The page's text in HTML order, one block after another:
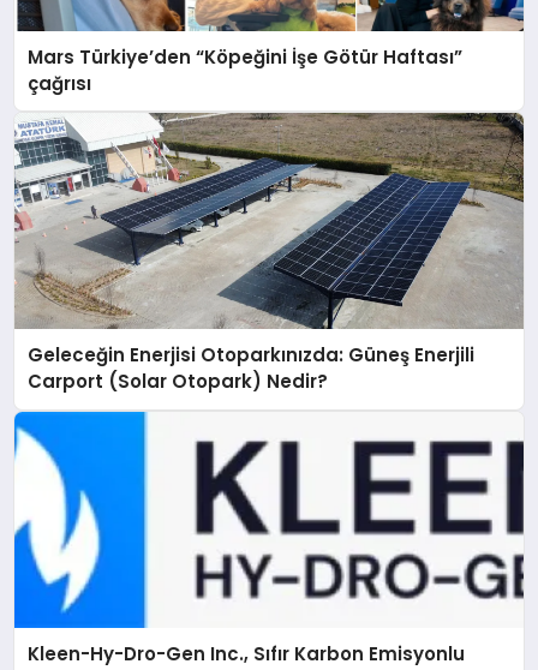
Mars Türkiye’den “Köpeğini İşe Götür Haftası”
çağrısı
Geleceğin Enerjisi Otoparkınızda: Güneş Enerjili
Carport (Solar Otopark) Nedir?
Kleen-Hy-Dro-Gen Inc., Sıfır Karbon Emisyonlu